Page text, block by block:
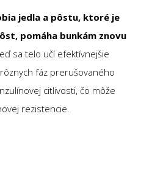
jedla a pôstu, ktoré je
pomáha bunkám znovu
sa telo učí efektívnejšie
fáz prerušovaného
citlivosti, čo môže
rezistencie.